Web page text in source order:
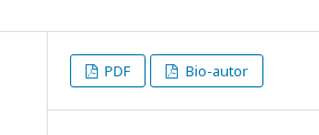
PDF Bio-autor